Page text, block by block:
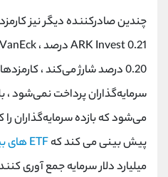
چندین صادرکننده دیگر نیز
می‌شود که بازده سرمایه‌گذاران
پیش بینی می کند کهETF های بیت کوین
میلیارد دلار سرمایه جمع آوری